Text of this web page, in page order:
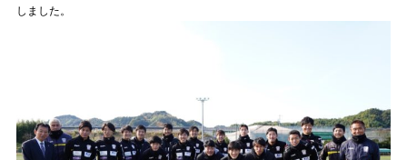
しました。